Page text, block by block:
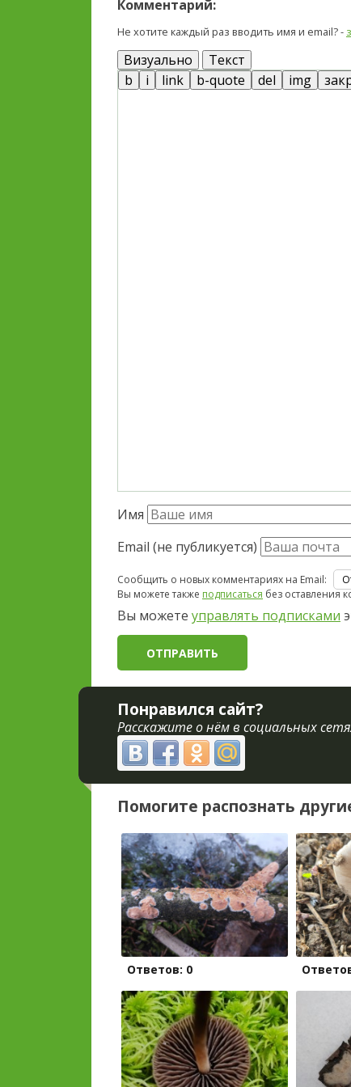
Комментарий:
Не хотите каждый раз вводить имя и email? -
Визуально Текст
Имя
Email (не публикуется)
Сообщить о новых комментариях на Email:
Вы можете также подписаться без оставления
Вы можете управлять подписками
Понравился сайт?
Расскажите о нём в социальных
Помогите распознать
Ответов: 0